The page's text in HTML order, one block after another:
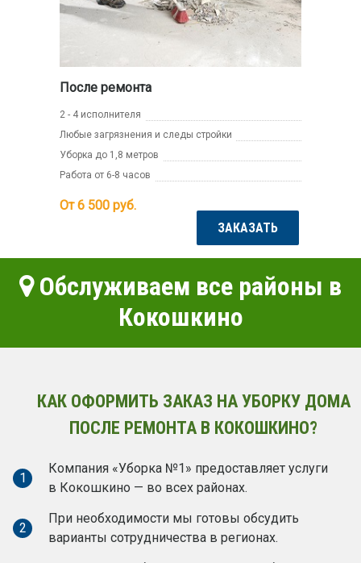
После ремонта
2 - 4 исполнителя
Любые загрязнения и следы стройки
Уборка до 1,8 метров
Работа от 6-8 часов
От 6 500 руб.
ЗАКАЗАТЬ
Обслуживаем все районы в
Кокошкино
КАК ОФОРМИТЬ ЗАКАЗ НА УБОРКУ ДОМА
ПОСЛЕ РЕМОНТА В КОКОШКИНО?
1
Компания «Уборка №1» предоставляет услуги
в Кокошкино — во всех районах.
2
При необходимости мы готовы обсудить
варианты сотрудничества в регионах.